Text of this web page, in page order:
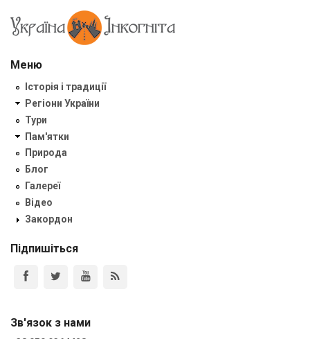
Меню
Історія і традиції
Регіони України
Тури
Пам'ятки
Природа
Блог
Галереї
Відео
Закордон
Підпишіться
Зв'язок з нами